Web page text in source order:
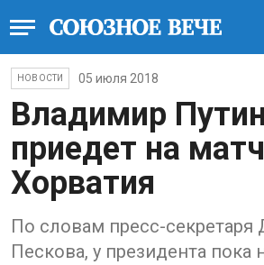
НОВОСТИ 05 июля 2018
Владимир
приедет на
Хорватия
По словам пресс-секретаря
Пескова, у президента пока